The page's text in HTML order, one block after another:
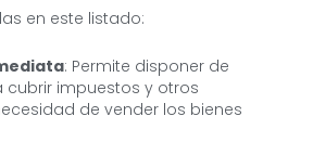
en este listado:
: Permite disponer de
cubrir impuestos y otros
de vender los bienes